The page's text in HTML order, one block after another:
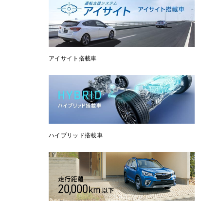
アイサイト搭載車
ハイブリッド搭載車